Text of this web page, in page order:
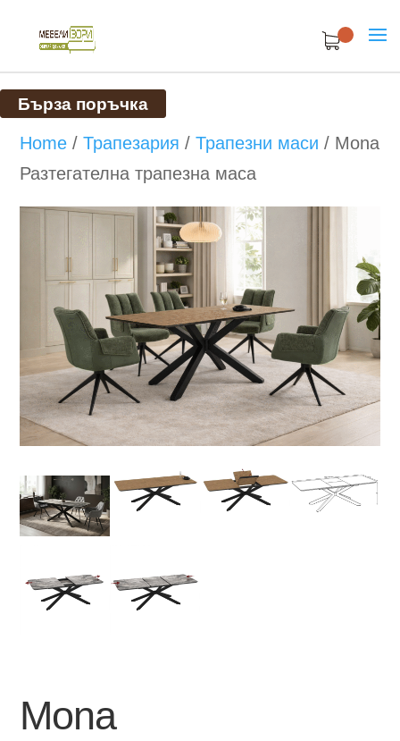
Бърза поръчка
Home /Трапезария /Трапезни маси / Mona
Разтегателна трапезна маса
Mona